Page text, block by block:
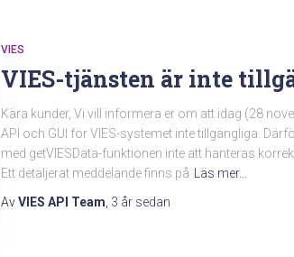
VIES
VIES-tjänsten är inte
Kära kunder, Vi vill informera er om att idag (28
API och GUI för VIES-systemet inte tillgängliga.
med getVIESData-funktionen inte att hanteras
Ett detaljerat meddelande finns på
Läs mer…
AvVIES API Team 3 årsedan